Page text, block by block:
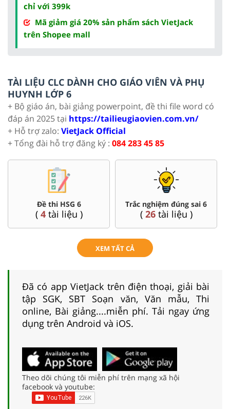
chỉ với 399k
Mã giảm giá 20% sản phẩm sách VietJack
trên Shopee mall
TÀI LIỆU CLC DÀNH CHO GIÁO VIÊN VÀ PHỤ
HUYNH LỚP 6
+ Bộ giáo án, bài giảng powerpoint, đề thi file word có
đáp án 2025 tại https://tailieugiaovien.com.vn/
+ Hỗ trợ zalo: VietJack Official
+ Tổng đài hỗ trợ đăng ký : 084 283 45 85
Đề thi HSG 6
( 4tài liệu )
Trắc nghiệm đúng sai 6
( 26tài liệu )
XEM TẤT CẢ
Đã có app VietJack trên điện thoại, giải bài
tập SGK, SBT Soạn văn, Văn mẫu, Thi
online, Bài giảng....miễn phí. Tải ngay ứng
dụng trên Android và iOS.
Theo dõi chúng tôi miễn phí trên mạng xã hội
facebook và youtube: